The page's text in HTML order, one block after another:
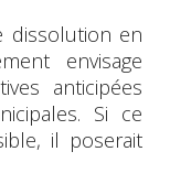
dissolution en
envisage
anticipées
Si ce
il poserait